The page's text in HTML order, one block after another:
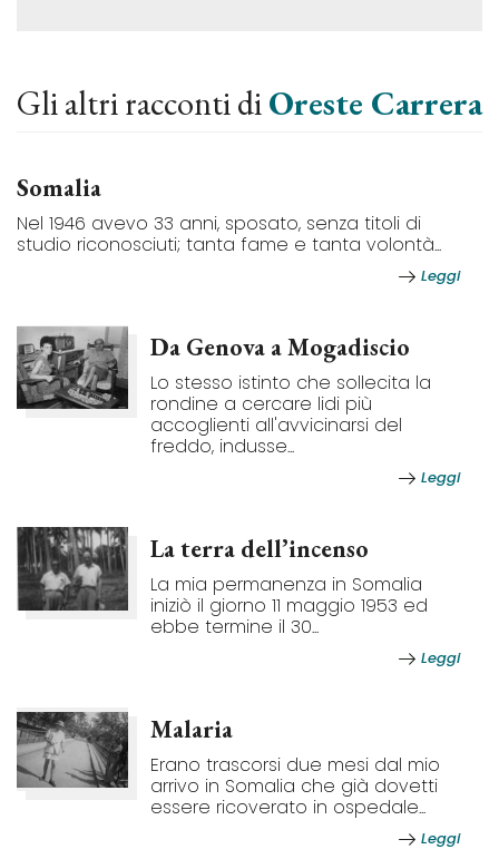
Gli altri racconti diOreste Carrera
Somalia
Nel 1946 avevo 33 anni, sposato, senza titoli di
studio riconosciuti; tanta fame e tanta volontà...
Leggi
Da Genova a Mogadiscio
Lo stesso istinto che sollecita la
rondine a cercare lidi più
accoglienti all'avvicinarsi del
freddo, indusse...
Leggi
La terra dell’incenso
La mia permanenza in Somalia
iniziò il giorno 11 maggio 1953 ed
ebbe termine il 30...
Leggi
Malaria
Erano trascorsi due mesi dal mio
arrivo in Somalia che già dovetti
essere ricoverato in ospedale...
Leggi